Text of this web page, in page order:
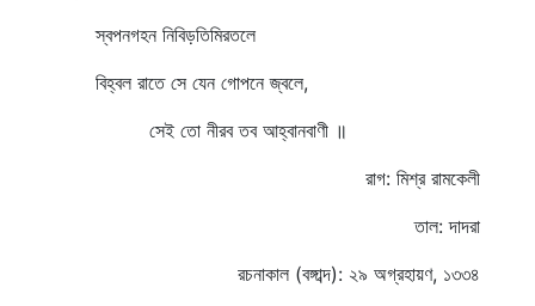
স্বপনগহন নিবিড়তিমিরতলে
বিহ্বল রাতে সে যেন গোপনে জ্বলে,
সেই তো নীরব তব আহ্বানবাণী ॥
রাগ: মিশ্র রামকেলী
তাল: দাদরা
রচনাকাল (বঙ্গাব্দ): ২৯ অগ্রহায়ণ, ১৩৩৪